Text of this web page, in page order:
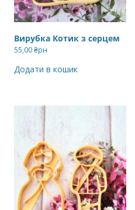
Вирубка Котик з серцем
55,00₴рн
Додати в кошик